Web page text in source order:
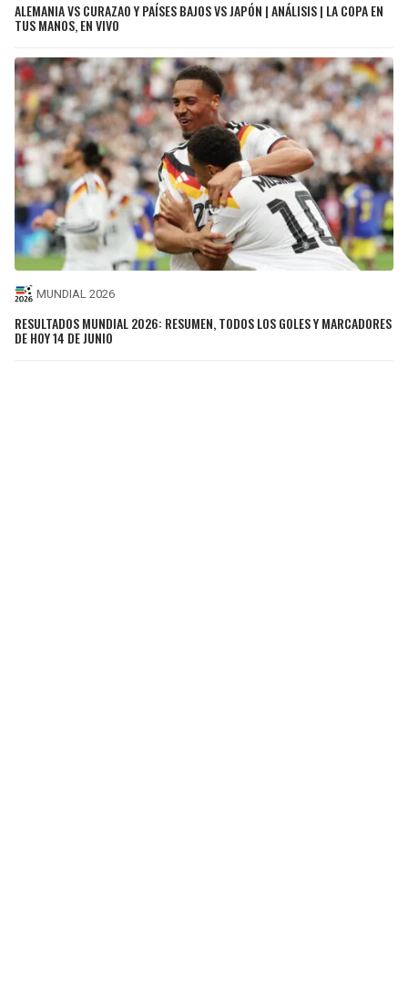
ALEMANIA VS CURAZAO Y PAÍSES BAJOS VS JAPÓN | ANÁLISIS | LA COPA EN
TUS MANOS, EN VIVO
MUNDIAL 2026
RESULTADOS MUNDIAL 2026: RESUMEN, TODOS LOS GOLES Y MARCADORES
DE HOY 14 DE JUNIO